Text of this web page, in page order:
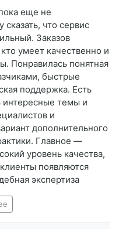
еще не
что сервис
Заказов
умеет качественно и
Понравилась понятная
быстрые
поддержка. Есть
интересные темы и
и
дополнительного
Главное —
уровень качества,
появляются
экспертиза